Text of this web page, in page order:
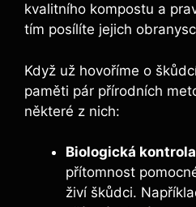
kvalitního kompostu a
tím posílíte jejich
Když už hovoříme o
paměti pár přírodních
některé z nich:
Biologická
přítomnost
živí škůdci.